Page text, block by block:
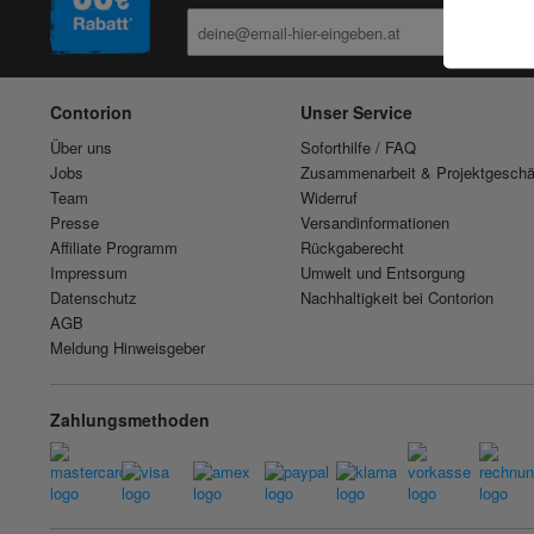
Contorion
Über uns
Jobs
Team
Presse
Affiliate Programm
Impressum
Datenschutz
AGB
Meldung Hinweisgeber
Unser Service
Soforthilfe / FAQ
Zusammenarbeit &
Widerruf
Versandinformationen
Rückgaberecht
Umwelt und Entsorgung
Nachhaltigkeit bei Contorion
Zahlungsmethoden